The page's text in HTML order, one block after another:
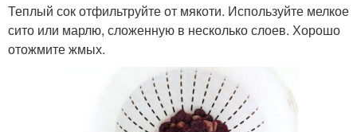
Теплый сок отфильтруйте от мякоти. Используйте мелкое
сито или марлю, сложенную в несколько слоев. Хорошо
отожмите жмых.